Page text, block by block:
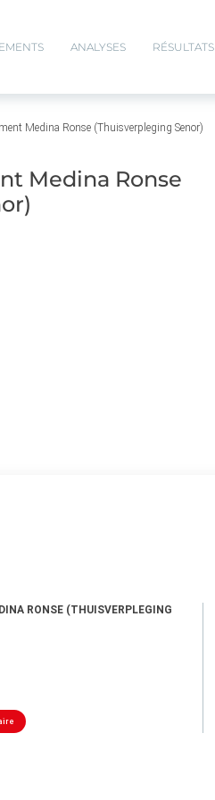
ANALYSES RÉSULTATS
Medina Ronse (Thuisverpleging Senor)
Medina Ronse
RONSE (THUISVERPLEGING